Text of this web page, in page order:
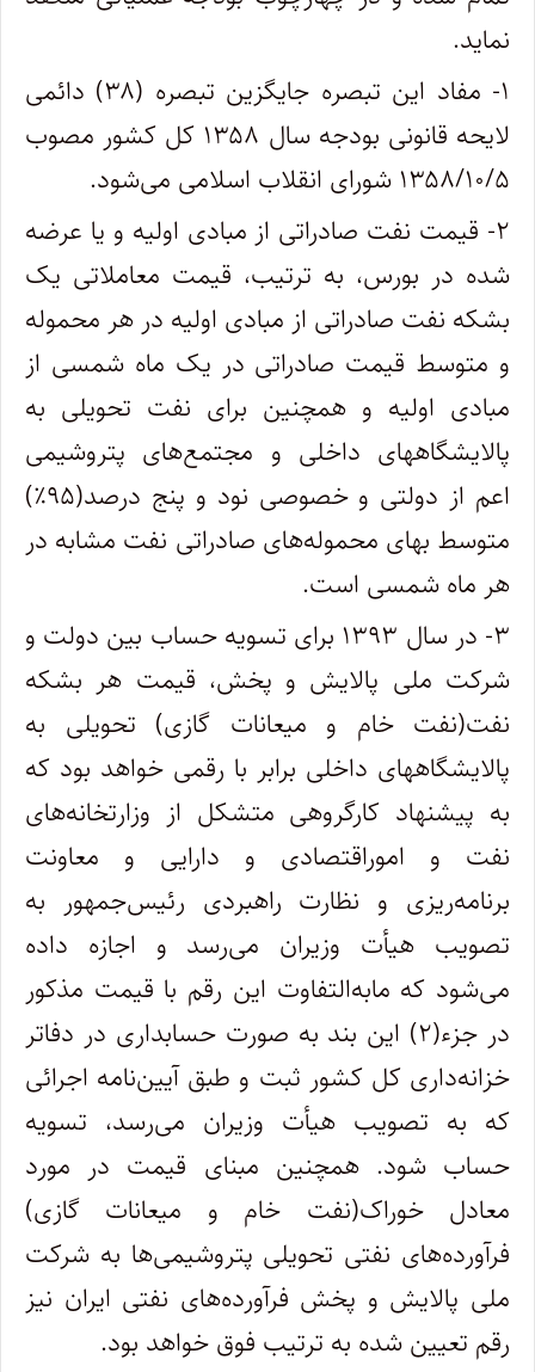
نماید.
۱- مفاد این تبصره جایگزین تبصره (۳۸) دائمی
لایحه قانونی بودجه سال ۱۳۵۸ کل کشور مصوب
۱۳۵۸/۱۰/۵ شورای انقلاب اسلامی می‌شود.
۲- قیمت نفت صادراتی از مبادی اولیه و یا عرضه
شده در بورس، به ترتیب، قیمت معاملاتی یک
بشکه نفت صادراتی از مبادی اولیه در هر محموله
و متوسط قیمت صادراتی در یک ماه شمسی از
مبادی اولیه و همچنین برای نفت تحویلی به
پالایشگاههای داخلی و مجتمع‌های پتروشیمی
اعم از دولتی و خصوصی نود و پنج درصد(۹۵٪)
متوسط بهای محموله‌های صادراتی نفت مشابه در
هر ماه شمسی است.
۳- در سال ۱۳۹۳ برای تسویه حساب بین دولت و
شرکت ملی پالایش و پخش، قیمت هر بشکه
نفت(نفت خام و میعانات گازی)‌ تحویلی به
پالایشگاههای داخلی برابر با رقمی خواهد بود که
به پیشنهاد کارگروهی متشکل از وزارتخانه‌های
نفت و اموراقتصادی و دارایی و معاونت
برنامه‌ریزی و نظارت راهبردی رئیس‌جمهور به
تصویب هیأت وزیران می‌رسد و اجازه داده
می‌شود که مابه‌التفاوت این رقم با قیمت مذکور
در جزء(۲) این بند به صورت حسابداری در دفاتر
خزانه‌داری کل کشور ثبت و طبق آیین‌نامه اجرائی
که به تصویب هیأت وزیران می‌رسد، تسویه
حساب شود. همچنین مبنای قیمت در مورد
معادل خوراک(نفت خام و میعانات گازی)
فرآورده‌های نفتی تحویلی پتروشیمی‌ها به شرکت
ملی پالایش و پخش فرآورده‌های نفتی ایران نیز
رقم تعیین شده به ترتیب فوق خواهد بود.